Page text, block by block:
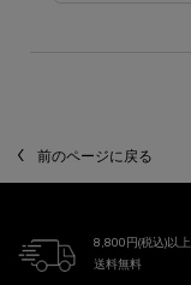
前のページに戻る
8,800円(税込)以上
送料無料